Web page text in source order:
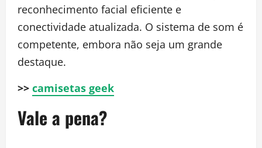
reconhecimento facial eficiente e
conectividade atualizada. O sistema de som é
competente, embora não seja um grande
destaque.
>> camisetas geek
Vale a pena?